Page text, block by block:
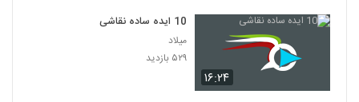
۱۶:۲۴
10 ایده ساده نقاشی
میلاد
۵۲۹ بازدید